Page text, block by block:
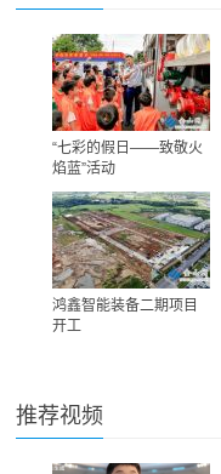
“七彩的假日——致敬火
焰蓝”活动
鸿鑫智能装备二期项目
开工
推荐视频